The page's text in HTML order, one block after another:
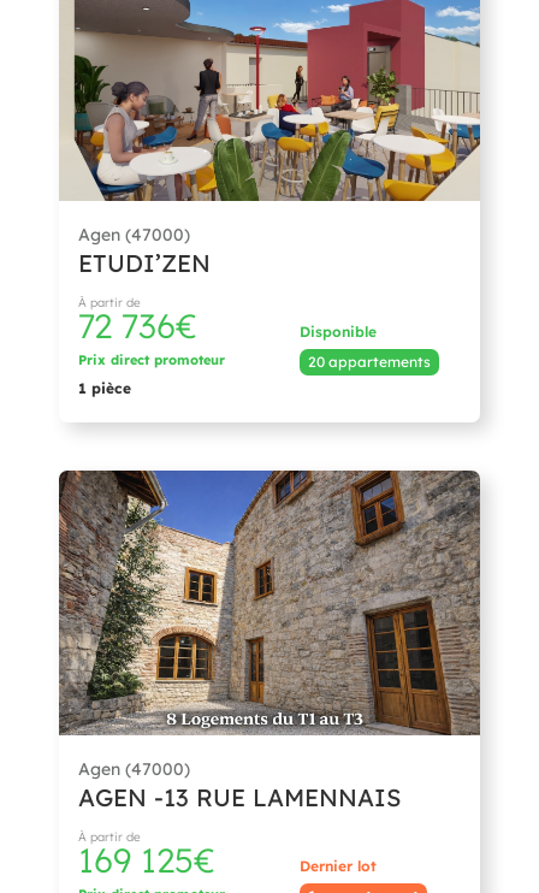
Agen (47000)
ETUDI’ZEN
À partir de
72 736€
Prix direct promoteur
1 pièce
Disponible
20 appartements
Agen (47000)
AGEN -13 RUE LAMENNAIS
À partir de
169 125€
Dernier lot